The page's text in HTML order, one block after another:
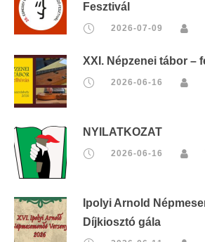
Fesztivál
2026-07-09
XXI. Népzenei tábor –
2026-06-16
NYILATKOZAT
2026-06-16
Ipolyi Arnold
Díjkiosztó gála